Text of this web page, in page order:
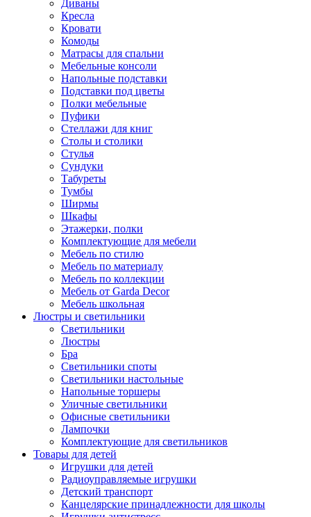
Диваны
Кресла
Кровати
Комоды
Матрасы для спальни
Мебельные консоли
Напольные подставки
Подставки под цветы
Полки мебельные
Пуфики
Стеллажи для книг
Столы и столики
Стулья
Сундуки
Табуреты
Тумбы
Ширмы
Шкафы
Этажерки, полки
Комплектующие для мебели
Мебель по стилю
Мебель по материалу
Мебель по коллекции
Мебель от Garda Decor
Мебель школьная
Люстры и светильники
Светильники
Люстры
Бра
Светильники споты
Светильники настольные
Напольные торшеры
Уличные светильники
Офисные светильники
Лампочки
Комплектующие для светильников
Товары для детей
Игрушки для детей
Радиоуправляемые игрушки
Детский транспорт
Канцелярские принадлежности для школы